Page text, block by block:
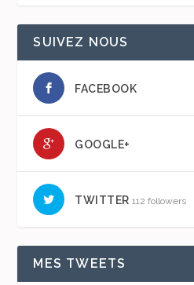
SUIVEZ NOUS
FACEBOOK
GOOGLE+
TWITTER 112 followers
MES TWEETS